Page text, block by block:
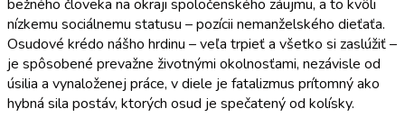
bežného človeka na okraji spoločenského záujmu, a to kvôli
nízkemu sociálnemu statusu – pozícii nemanželského dieťaťa.
Osudové krédo nášho hrdinu – veľa trpieť a všetko si zaslúžiť –
je spôsobené prevažne životnými okolnosťami, nezávisle od
úsilia a vynaloženej práce, v diele je fatalizmus prítomný ako
hybná sila postáv, ktorých osud je spečatený od kolísky.